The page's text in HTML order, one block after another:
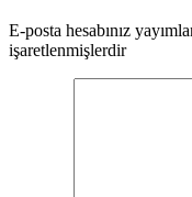
E-posta hesabınız
işaretlenmişlerdir